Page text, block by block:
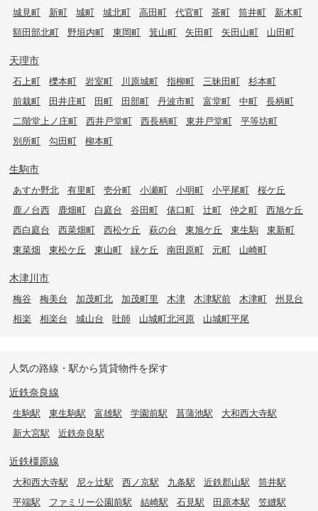
城見町
新町 城町 城北町 高田町 代官町 茶町 筒井町
新木町
額田部北町
野垣内町 東岡町 箕山町 矢田町 矢田山町 山田町
天理市
石上町 櫟本町 岩室町 川原城町 指柳町 三昧田町
杉本町
前栽町
田井庄町 田町 田部町 丹波市町 富堂町 中町
長柄町
二階堂上ノ庄町
西井戸堂町 西長柄町 東井戸堂町
平等坊町
別所町
勾田町 柳本町
生駒市
あすか野北 有里町 壱分町 小瀬町 小明町 小平尾町
桜ケ丘
鹿ノ台西
鹿畑町 白庭台 谷田町 俵口町 辻町 仲之町
西旭ケ丘
西白庭台
西菜畑町 西松ケ丘 萩の台 東旭ケ丘 東生駒
東新町
東菜畑
東松ケ丘 東山町 緑ケ丘 南田原町 元町 山崎町
木津川市
梅谷 梅美台 加茂町北 加茂町里 木津 木津駅前 木津町
州見台
相楽
相楽台 城山台 吐師 山城町北河原 山城町平尾
人気の路線・駅から賃貸物件を探す
近鉄奈良線
生駒駅 東生駒駅 富雄駅 学園前駅 菖蒲池駅
大和西大寺駅
新大宮駅
近鉄奈良駅
近鉄橿原線
大和西大寺駅 尼ヶ辻駅 西ノ京駅 九条駅 近鉄郡山駅
筒井駅
平端駅
ファミリー公園前駅 結崎駅 石見駅 田原本駅
笠縫駅